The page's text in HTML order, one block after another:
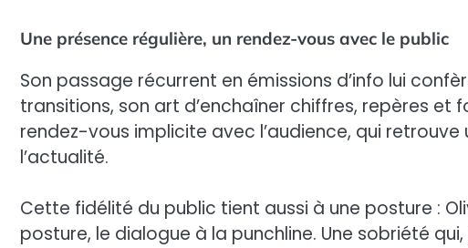
Une présence régulière, un rendez-vous avec le public
Son passage récurrent en émissions d’info lui
transitions, son art d’enchaîner chiffres, repères et
rendez-vous implicite avec l’audience, qui
l’actualité.
Cette fidélité du public tient aussi à une posture :
posture, le dialogue à la punchline. Une sobriété